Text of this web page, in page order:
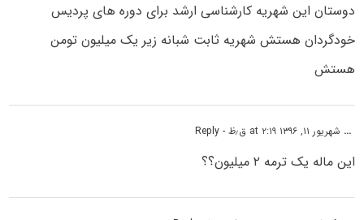
دوستان این شهریه کارشناسی ارشد برای دوره های پردیس
خودگردان هستش شهریه ثابت شبانه زیر یک میلیون تومن
هستش
... شهریور ۱۱, ۱۳۹۶ at ۲:۱۹ ق٫ظ - Reply
این ماله یک ترمه ۲ میلیون؟؟